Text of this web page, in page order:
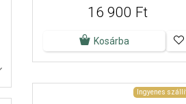
16 900 Ft
Kosárba
Ingyenes